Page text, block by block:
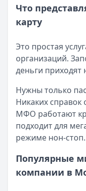
Читать новость
Рекордный рост
Опубликовано:5
Категория:МФО
Читать новость
Кратко:Авторизация
Опубликовано:23
Категория:МФО
Читать новость
Смс о «одобренном
Кратко:Пришло СМС
Опубликовано:
23
Категория:МФО
Что
карту
Это простая
организаций.
деньги приходят
Нужны только
Никаких справок
МФО работают
подходит для
режиме нон-стоп.
Популярные
компании в